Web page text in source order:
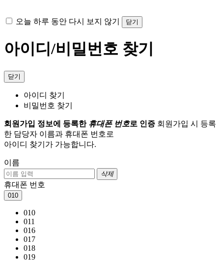
오늘 하루 동안 다시 보지 않기 닫기
아이디/비밀번호 찾기
닫기
아이디 찾기
비밀번호 찾기
회원가입 정보에 등록한 휴대폰 번호로 인증 회원가입 시 등록
한 담당자 이름과 휴대폰 번호로
아이디 찾기가 가능합니다.
이름
삭제
휴대폰 번호
010
010
011
016
017
018
019